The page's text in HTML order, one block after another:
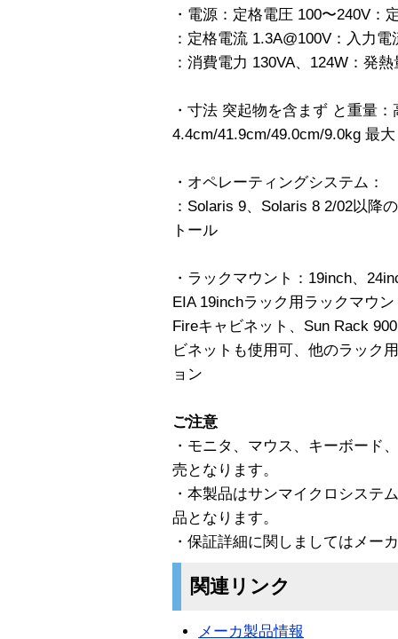
・電源：定格電圧 100〜240V：
：定格電流 1.3A@100V：入力電
：消費電力 130VA、124W：発
・寸法 突起物を含まず と重量
4.4cm/41.9cm/49.0cm/9.0kg 最大
・オペレーティングシステム：
：Solaris 9、Solaris 8 2/02以降
トール
・ラックマウント：19inch、
EIA 19inchラック用ラックマウ
Fireキャビネット、Sun Rack
ビネットも使用可、他のラック
ョン
ご注意
・モニタ、マウス、キーボード
売となります。
・本製品はサンマイクロシステ
品となります。
・保証詳細に関しましてはメー
関連リンク
メーカ製品情報